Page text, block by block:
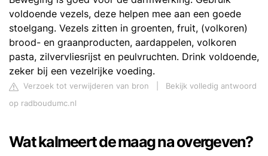
voldoende vezels, deze helpen mee aan een goede
stoelgang. Vezels zitten in groenten, fruit, (volkoren)
brood- en graanproducten, aardappelen, volkoren
pasta, zilvervliesrijst en peulvruchten. Drink voldoende,
zeker bij een vezelrijke voeding.
Verzoek tot verwijderen van bron
Bekijk volledig antwoord
op radboudumc.nl
Wat kalmeert de maag na overgeven?